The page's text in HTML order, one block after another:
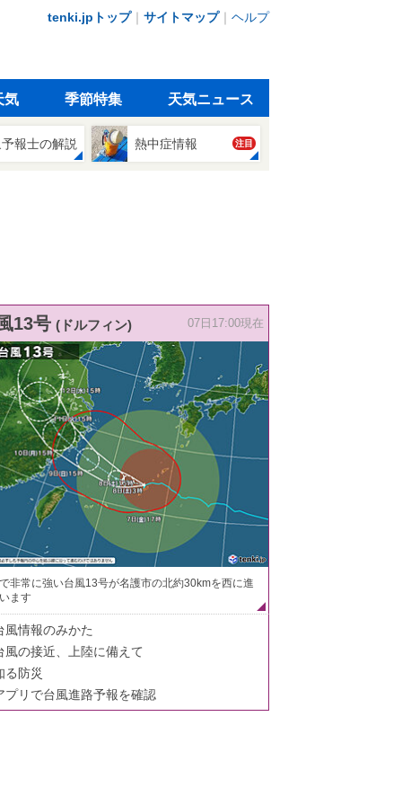
tenki.jpトップ｜ サイトマップ｜ ヘルプ
気 季節特集 天気ニュース
報士の解説 熱中症情報 注目
13号 (ドルフィン) 07日17:00現在
非常に強い台風13号が名護市の北約30kmを西に進
ます
風情報のみかた
風の接近、上陸に備えて
る防災
プリで台風進路予報を確認